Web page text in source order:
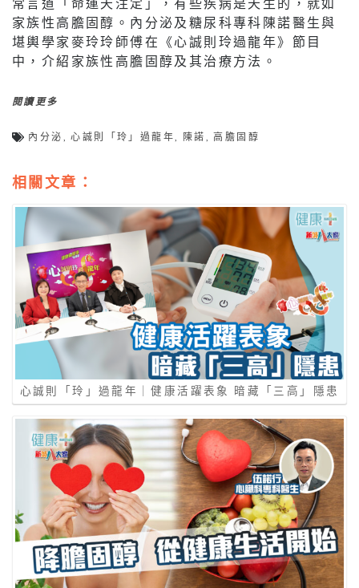
家族性⾼膽固醇。內分泌及糖尿科專科陳諾醫⽣與
堪輿學家麥玲玲師傅在《⼼誠則玲過⿓年》節⽬
中，介紹家族性⾼膽固醇及其治療⽅法。
閱讀更多
內分泌 ,心誠則「玲」過龍年 陳諾 ,高膽固醇
相關文章：
心誠則「玲」過龍年｜健康活躍表象 暗藏「三⾼」隱患